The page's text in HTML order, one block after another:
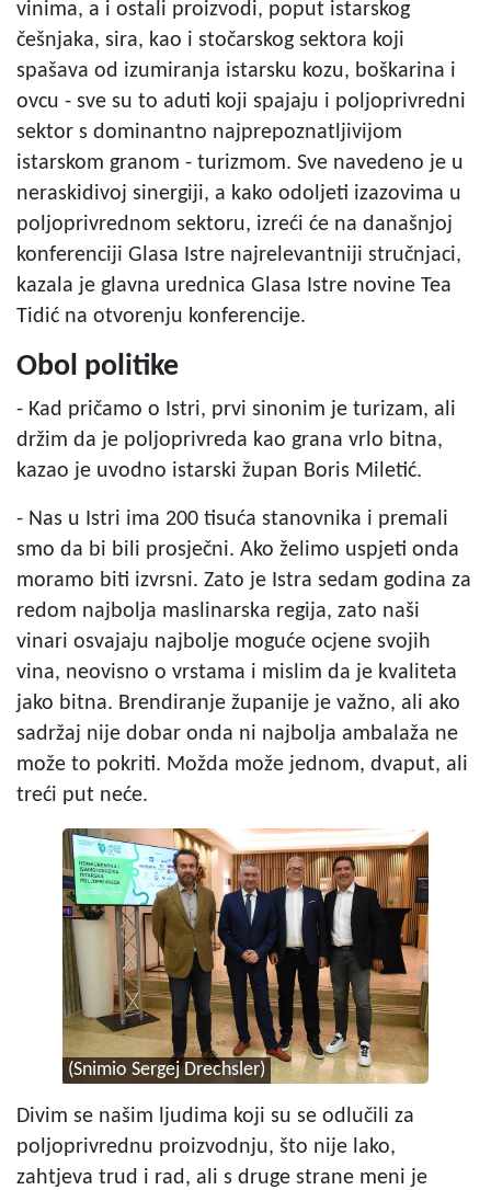
vinima, a i ostali proizvodi, poput istarskog
češnjaka, sira, kao i stočarskog sektora koji
spašava od izumiranja istarsku kozu, boškarina i
ovcu - sve su to aduti koji spajaju i poljoprivredni
sektor s dominantno najprepoznatljivijom
istarskom granom - turizmom. Sve navedeno je u
neraskidivoj sinergiji, a kako odoljeti izazovima u
poljoprivrednom sektoru, izreći će na današnjoj
konferenciji Glasa Istre najrelevantniji stručnjaci,
kazala je glavna urednica Glasa Istre novine Tea
Tidić na otvorenju konferencije.
Obol politike
- Kad pričamo o Istri, prvi sinonim je turizam, ali
držim da je poljoprivreda kao grana vrlo bitna,
kazao je uvodno istarski župan Boris Miletić.
- Nas u Istri ima 200 tisuća stanovnika i premali
smo da bi bili prosječni. Ako želimo uspjeti onda
moramo biti izvrsni. Zato je Istra sedam godina za
redom najbolja maslinarska regija, zato naši
vinari osvajaju najbolje moguće ocjene svojih
vina, neovisno o vrstama i mislim da je kvaliteta
jako bitna. Brendiranje županije je važno, ali ako
sadržaj nije dobar onda ni najbolja ambalaža ne
može to pokriti. Možda može jednom, dvaput, ali
treći put neće.
(Snimio Sergej Drechsler)
Divim se našim ljudima koji su se odlučili za
poljoprivrednu proizvodnju, što nije lako,
zahtjeva trud i rad, ali s druge strane meni je